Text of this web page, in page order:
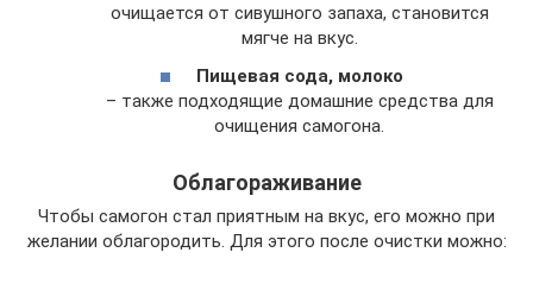
очищается от сивушного запаха, становится
мягче на вкус.
Пищевая сода, молоко
– также подходящие домашние средства для
очищения самогона.
Облагораживание
Чтобы самогон стал приятным на вкус, его можно при
желании облагородить. Для этого после очистки можно: